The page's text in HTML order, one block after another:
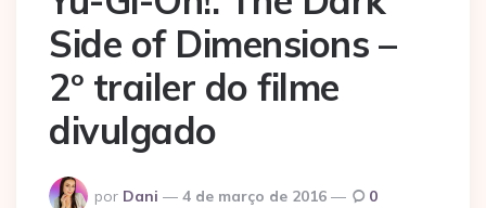
Side of Dimensions –
2º trailer do filme
divulgado
Postado
por Dani 4 de março de 2016 0